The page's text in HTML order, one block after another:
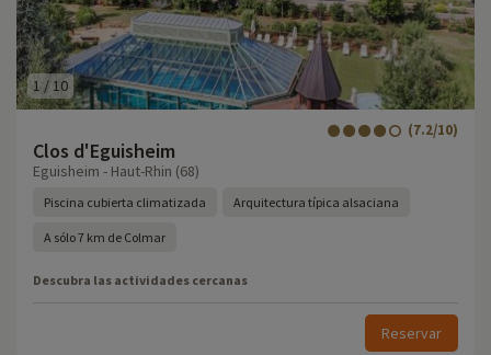
1 / 10
Clos d'Eguisheim
(7.2/10)
Eguisheim - Haut-Rhin (68)
Piscina cubierta climatizada Arquitectura típica alsaciana
A sólo 7 km de Colmar
Descubra las actividades cercanas
Reservar